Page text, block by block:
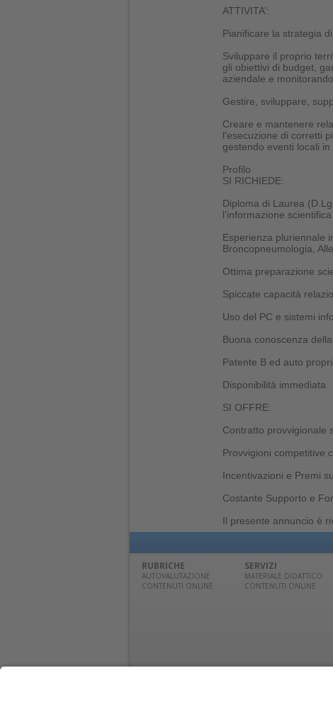
ATTIVITA’:
Pianificare la strategia
Sviluppare il proprio
gli obiettivi di budget,
aziendale e
Gestire, sviluppare,
Creare e mantenere
l'esecuzione di corretti
gestendo eventi locali
Profilo
SI RICHIEDE:
Diploma di Laurea
l’informazione scientifica
Esperienza pluriennale
Broncopneumologia,
Ottima preparazione
Spiccate capacità
Uso del PC e sistemi
Buona conoscenza
Patente B ed auto
Disponibilità immediata
SI OFFRE:
Contratto provvigionale
Provvigioni competitive
Incentivazioni e Premi
Costante Supporto e
Il presente annuncio è
RUBRICHE
AUTOVALUTAZIONE
CONTENUTI ONLINE
SERVIZI
MATERIALE DIDATTICO
CONTENUTI ONLINE